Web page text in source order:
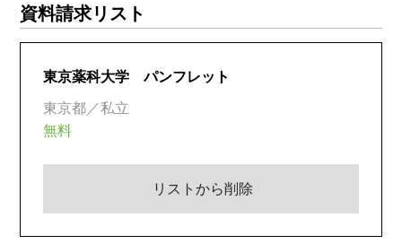
資料請求リスト
東京薬科大学 パンフレット
東京都／私立
無料
リストから削除